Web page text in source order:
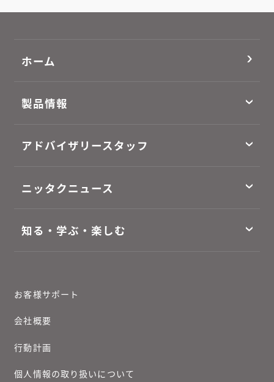
ホーム
製品情報
アドバイザリースタッフ
ニッタクニュース
知る・学ぶ・楽しむ
お客様サポート
会社概要
行動計画
個人情報の取り扱いについて